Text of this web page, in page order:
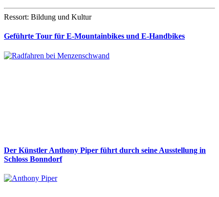
Ressort: Bildung und Kultur
Geführte Tour für E-Mountainbikes und E-Handbikes
Der Künstler Anthony Piper führt durch seine Ausstellung in
Schloss Bonndorf